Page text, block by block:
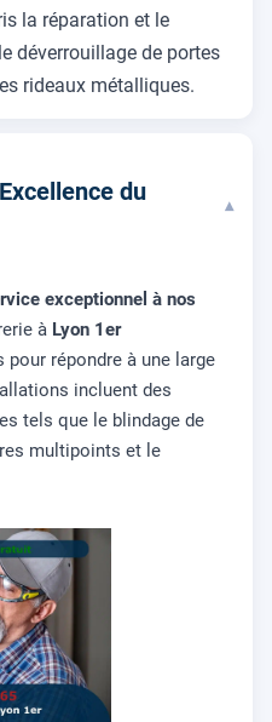
la réparation et le
déverrouillage de portes
rideaux métalliques.
du
▾
exceptionnel à nos
à Lyon 1er
pour répondre à une large
incluent des
tels que le blindage de
multipoints et le